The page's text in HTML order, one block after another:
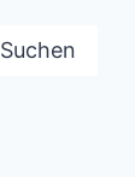
Suchen